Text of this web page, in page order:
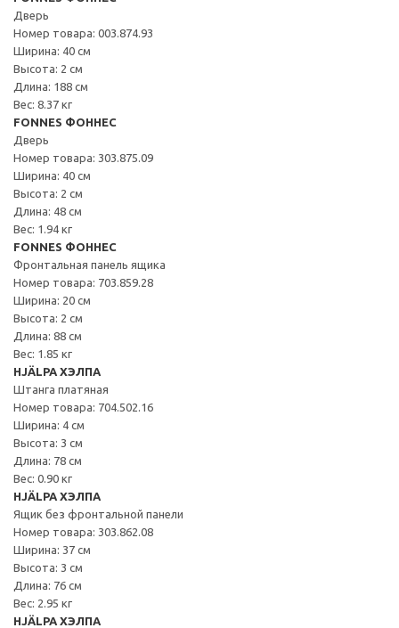
Дверь
Номер товара: 003.874.93
Ширина: 40 см
Высота: 2 см
Длина: 188 см
Вес: 8.37 кг
FONNES ФОННЕС
Дверь
Номер товара: 303.875.09
Ширина: 40 см
Высота: 2 см
Длина: 48 см
Вес: 1.94 кг
FONNES ФОННЕС
Фронтальная панель ящика
Номер товара: 703.859.28
Ширина: 20 см
Высота: 2 см
Длина: 88 см
Вес: 1.85 кг
HJÄLPA ХЭЛПА
Штанга платяная
Номер товара: 704.502.16
Ширина: 4 см
Высота: 3 см
Длина: 78 см
Вес: 0.90 кг
HJÄLPA ХЭЛПА
Ящик без фронтальной панели
Номер товара: 303.862.08
Ширина: 37 см
Высота: 3 см
Длина: 76 см
Вес: 2.95 кг
HJÄLPA ХЭЛПА